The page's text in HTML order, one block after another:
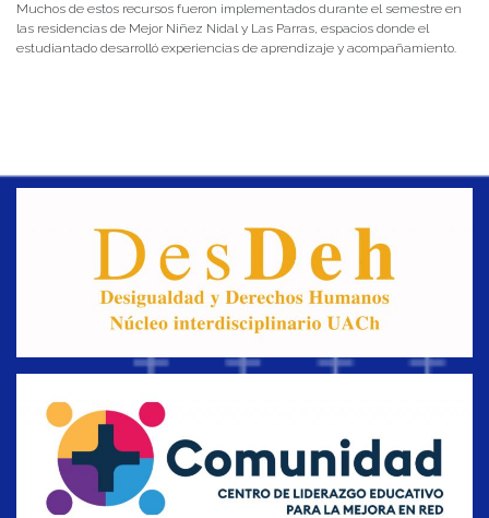
Muchos de estos recursos fueron implementados durante el semestre en
las residencias de Mejor Niñez Nidal y Las Parras, espacios donde el
estudiantado desarrolló experiencias de aprendizaje y acompañamiento.